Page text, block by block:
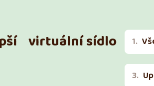
virtuální sídlo